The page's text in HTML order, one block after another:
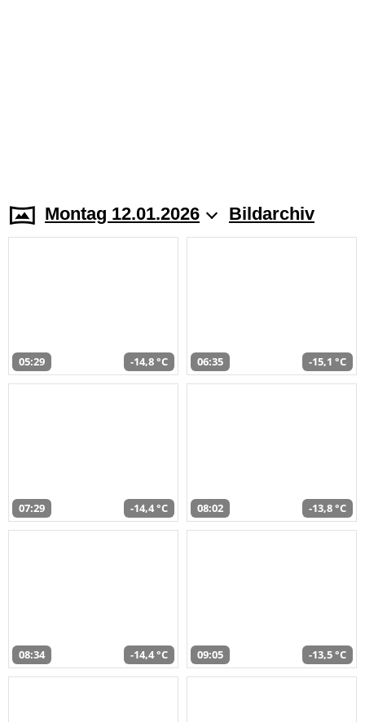
Montag 12.01.2026 Bildarchiv
05:29 -14,8 °C 06:35 -15,1 °C
07:29 -14,4 °C 08:02 -13,8 °C
08:34 -14,4 °C 09:05 -13,5 °C